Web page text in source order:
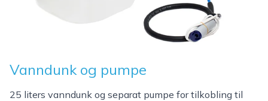
Vanndunk og pumpe
25 liters vanndunk og separat pumpe for tilkobling til